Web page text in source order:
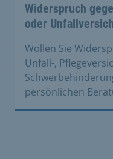
Widerspruch
oder
Wollen Sie
Unfall-,
persönlichen